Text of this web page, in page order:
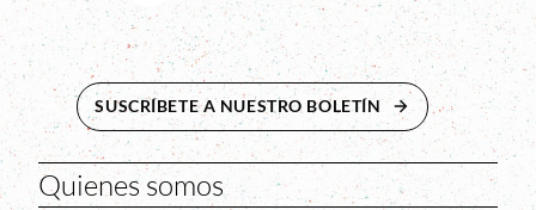
SUSCRÍBETE A NUESTRO BOLETÍN ABRE EN NUEVA
Quienes somos